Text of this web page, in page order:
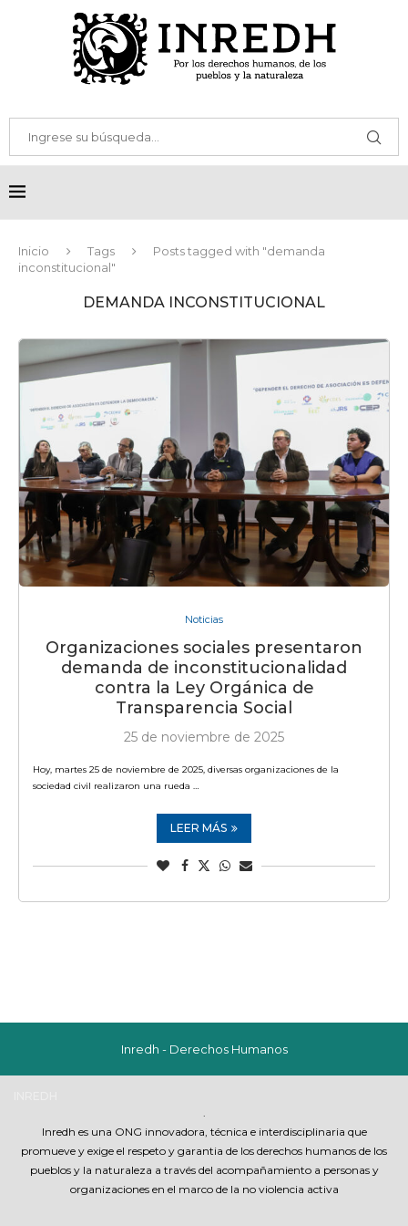
Inicio Tags
Posts tagged with "demanda
inconstitucional"
DEMANDA INCONSTITUCIONAL
Noticias
Organizaciones sociales presentaron
demanda de inconstitucionalidad
contra la Ley Orgánica de
Transparencia Social
25 de noviembre de 2025
Hoy, martes 25 de noviembre de 2025, diversas organizaciones de la
sociedad civil realizaron una rueda …
LEER MÁS
Inredh - Derechos Humanos
Inredh es una ONG innovadora, técnica e interdisciplinaria que
promueve y exige el respeto y garantia de los derechos humanos de los
pueblos y la naturaleza a través del acompañamiento a personas y
organizaciones en el marco de la no violencia activa